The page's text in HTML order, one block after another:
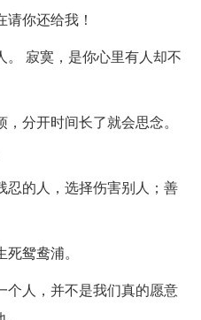
你还给我！
寂寞，是你心里有人却不
分开时间长了就会思念。
忍的人，选择伤害别人；善
鸳鸯浦。
个人，并不是我们真的愿意